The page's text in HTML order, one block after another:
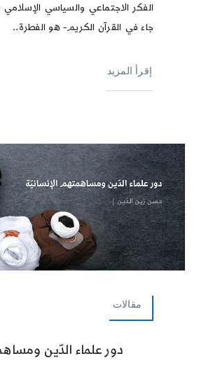
الفكر الاجتماعي والسياسي
جاء في القرآن الكريم- هو الفطرة..
إقرأ المزيد
مقالات
دور علماء الدّين